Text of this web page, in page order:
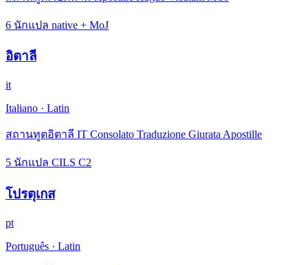
6 นักแปล native + MoJ
อิตาลี
it
Italiano · Latin
สถานทูตอิตาลี IT Consolato Traduzione Giurata Apostille
5 นักแปล CILS C2
โปรตุเกส
pt
Português · Latin